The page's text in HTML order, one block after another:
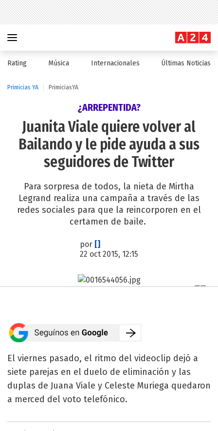
Rating Música Internacionales Últimas Noticias
Primicias YA PrimiciasYA
¿ARREPENTIDA?
Juanita Viale quiere volver al
Bailando y le pide ayuda a sus
seguidores de Twitter
Para sorpresa de todos, la nieta de Mirtha
Legrand realiza una campaña a través de las
redes sociales para que la reincorporen en el
certamen de baile.
por []
22 oct 2015, 12:15
El viernes pasado, el ritmo del videoclip dejó a
siete parejas en el duelo de eliminación y las
duplas de Juana Viale y Celeste Muriega quedaron
a merced del voto telefónico.